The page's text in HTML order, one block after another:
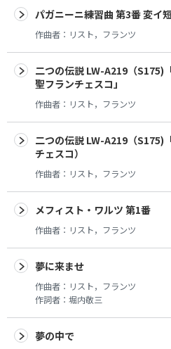
パガニーニ練習曲 第3番 変イ
作曲者： リスト，フランツ
二つの伝説 LW-A219（S175)
聖フランチェスコ」
作曲者： リスト，フランツ
二つの伝説 LW-A219（S175)
チェスコ）
作曲者： リスト，フランツ
メフィスト・ワルツ 第1番
作曲者： リスト，フランツ
夢に来ませ
作曲者： リスト，フランツ
作詞者： 堀内敬三
夢の中で